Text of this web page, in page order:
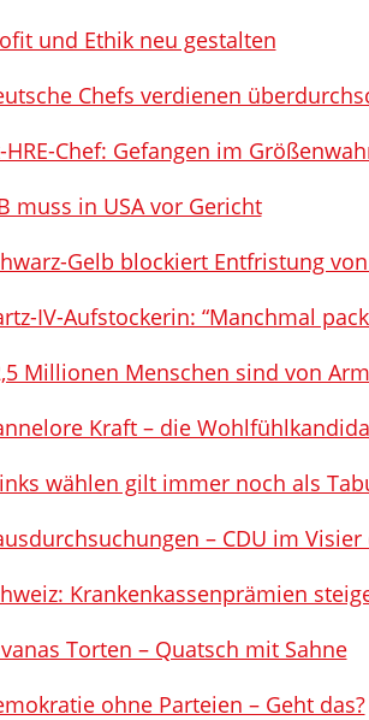
und Ethik neu gestalten
Chefs verdienen
HRE-Chef: Gefangen im
muss in USA vor Gericht
Gelb blockiert Entfristung
IV-Aufstockerin: “Manchmal
Millionen Menschen sind von
Kraft – die
wählen gilt immer noch als
– CDU im
Krankenkassenprämien
Torten – Quatsch mit Sahne
ohne Parteien – Geht das?